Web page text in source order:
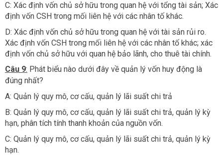
C: Xác định vốn chủ sở hữu trong quan hệ với tổng tài sản; Xác
định vốn CSH trong mối liên hệ với các nhân tố khác.
D: Xác định vốn chủ sở hữu trong quan hệ với tài sản rủi ro.
Xác định vốn CSH trong mối liên hệ với các nhân tố khác; xác
định vốn chủ sở hữu với quan hệ bảo lãnh, cho thuê tài chính.​
Câu 9: Phát biểu nào dưới đây về quản lý vốn huy động là
đúng nhất?
A: Quản lý quy mô, cơ cấu, quản lý lãi suất chi trả
B: Quản lý quy mô, cơ cấu, quản lý lãi suất chi trả, quản lý kỳ
hạn, phân tích tính thanh khoản của nguồn vốn.
C: Quản lý quy mô, cơ cấu, quản lý lãi suất chi trả, quản lý kỳ
hạn.